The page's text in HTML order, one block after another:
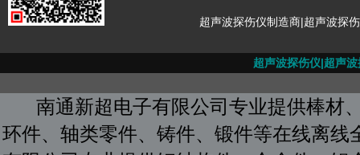
超声波探伤仪制造商|超声波探
超声波探伤仪|超声
南通新超电子有限公司专业提供棒材
环件、轴类零件、铸件、锻件等在线离